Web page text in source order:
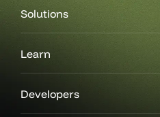
Solutions
Learn
Developers